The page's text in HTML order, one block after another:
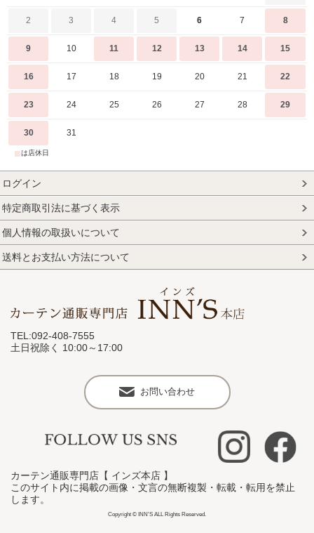
2 3 4 5 6 7 8
9 10 11 12 13 14 15
16 17 18 19 20 21 22
23 24 25 26 27 28 29
30 31
■は店休日
ログイン
特定商取引法に基づく表示
個人情報の取扱いについて
送料とお支払い方法について
TEL:092-408-7555
土日祝除く 10:00～17:00
お問い合わせ
カーテン通販専門店【 インズ本店 】
このサイト内に掲載の画像・文言の無断複製・転載・転用を禁止
します。
Copyright © INN'S ALL Rights Reserved.